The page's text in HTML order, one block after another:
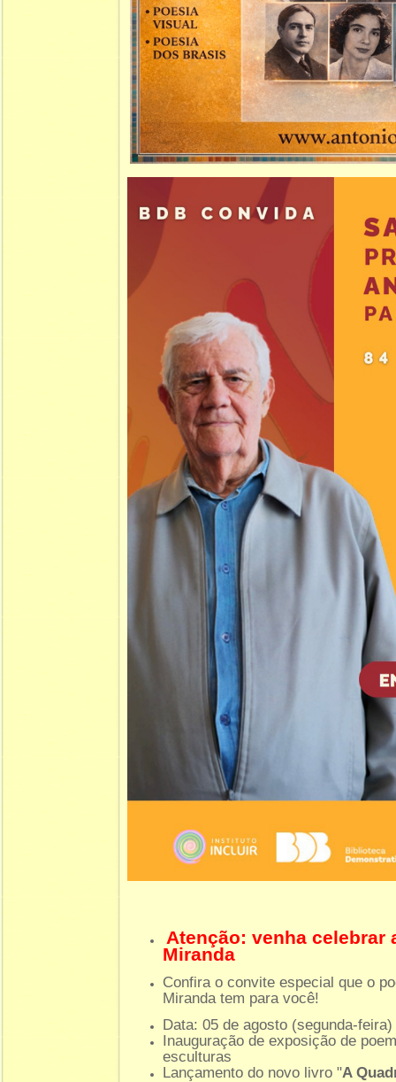
Atenção: venha celebrar
Miranda
Confira o convite especial que o
Miranda tem para você!
Data: 05 de agosto (segunda-feira)
Inauguração de exposição de
esculturas
Lançamento do novo livro "A